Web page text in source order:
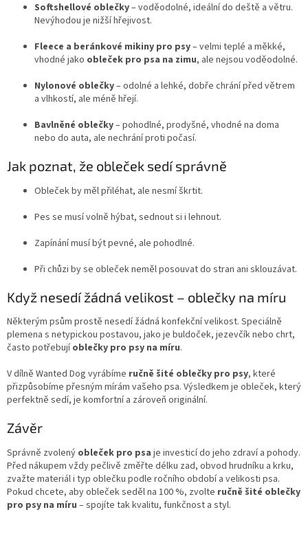
Softshellové oblečky– voděodolné, ideální do deště a větru.
Nevýhodou je nižší hřejivost.
Fleece a beránkové mikiny pro psy– velmi teplé a měkké,
vhodné jako obleček pro psa na zimu, ale nejsou voděodolné.
Nylonové oblečky– odolné a lehké, dobře chrání před větrem
a vlhkostí, ale méně hřejí.
Bavlněné oblečky– pohodlné, prodyšné, vhodné na doma
nebo do auta, ale nechrání proti počasí.
Jak poznat, že obleček sedí správně
Obleček by měl přiléhat, ale nesmí škrtit.
Pes se musí volně hýbat, sednout si i lehnout.
Zapínání musí být pevné, ale pohodlné.
Při chůzi by se obleček neměl posouvat do stran ani sklouzávat.
Když nesedí žádná velikost – oblečky na míru
Některým psům prostě nesedí žádná konfekční velikost. Speciálně
plemena s netypickou postavou, jako je buldoček, jezevčík nebo chrt,
často potřebujíoblečky pro psy na míru.
V dílně Wanted Dog vyrábíme ručně šité oblečky pro psy, které
přizpůsobíme přesným mírám vašeho psa. Výsledkem je obleček, který
perfektně sedí, je komfortní a zároveň originální.
Závěr
Správně zvolený obleček pro psa je investicí do jeho zdraví a pohody.
Před nákupem vždy pečlivě změřte délku zad, obvod hrudníku a krku,
zvažte materiál i typ oblečku podle ročního období a velikosti psa.
Pokud chcete, aby obleček seděl na 100 %, zvolte ručně šité oblečky
pro psy na míru – spojíte tak kvalitu, funkčnost a styl.